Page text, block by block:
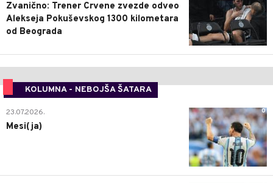
Zvanično: Trener Crvene zvezde odveo
Alekseja Pokuševskog 1300 kilometara
od Beograda
KOLUMNA - NEBOJŠA ŠATARA
0
23.07.2026.
Mesi(ja)